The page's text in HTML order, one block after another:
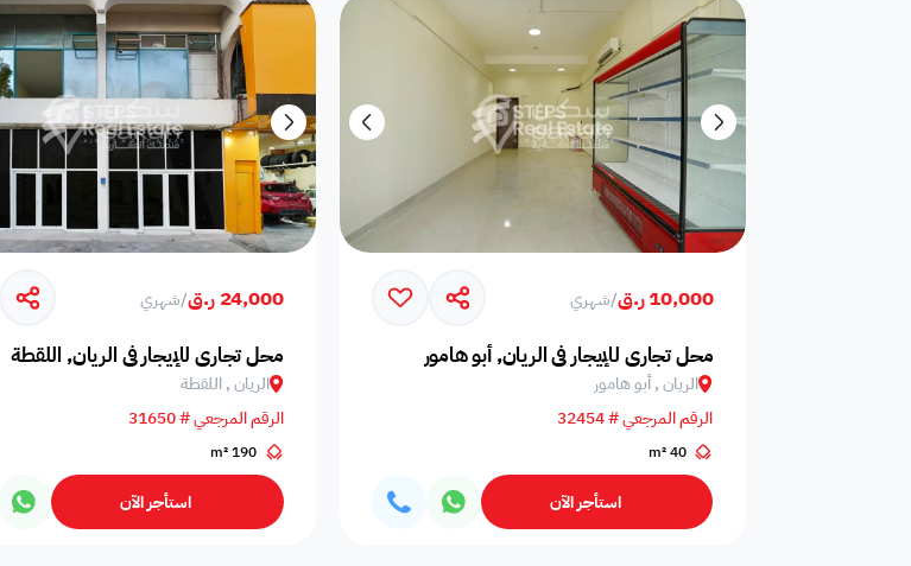
10,000 ر.ق /شهري
محل تجاري للإيجار في الريان, أبو هامور
الريان , أبو هامور
الرقم المرجعي # 32454
40 m²
استأجر الآن
24,000 ر.ق /شهري
محل تجاري للإيجار في الريان, اللقطة
الريان , اللقطة
الرقم المرجعي # 31650
190 m²
استأجر الآن